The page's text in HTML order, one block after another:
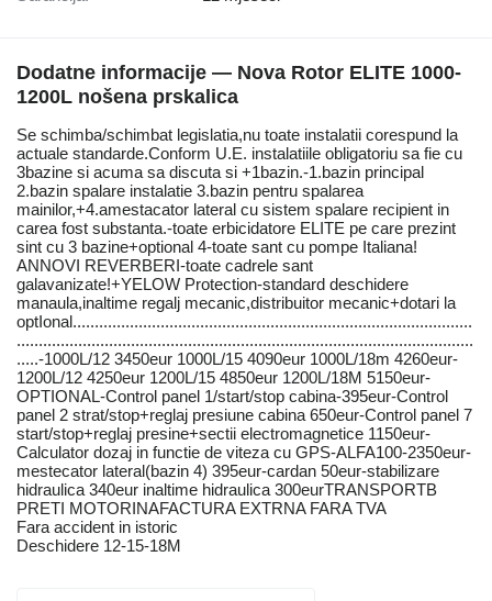
Dodatne informacije — Nova Rotor ELITE 1000-
1200L nošena prskalica
Se schimba/schimbat legislatia,nu toate instalatii corespund la
actuale standarde.Conform U.E. instalatiile obligatoriu sa fie cu
3bazine si acuma sa discuta si +1bazin.-1.bazin principal
2.bazin spalare instalatie 3.bazin pentru spalarea
mainilor,+4.amestacator lateral cu sistem spalare recipient in
carea fost substanta.-toate erbicidatore ELITE pe care prezint
sint cu 3 bazine+optional 4-toate sant cu pompe Italiana!
ANNOVI REVERBERI-toate cadrele sant
galavanizate!+YELOW Protection-standard deschidere
manaula,inaltime regalj mecanic,distribuitor mecanic+dotari la
optIonal...........................................................................................
........................................................................................................
.....-1000L/12 3450eur 1000L/15 4090eur 1000L/18m 4260eur-
1200L/12 4250eur 1200L/15 4850eur 1200L/18M 5150eur-
OPTIONAL-Control panel 1/start/stop cabina-395eur-Control
panel 2 strat/stop+reglaj presiune cabina 650eur-Control panel 7
start/stop+reglaj presine+sectii electromagnetice 1150eur-
Calculator dozaj in functie de viteza cu GPS-ALFA100-2350eur-
mestecator lateral(bazin 4) 395eur-cardan 50eur-stabilizare
hidraulica 340eur inaltime hidraulica 300eurTRANSPORTB
PRETI MOTORINAFACTURA EXTRNA FARA TVA
Fara accident in istoric
Deschidere 12-15-18M